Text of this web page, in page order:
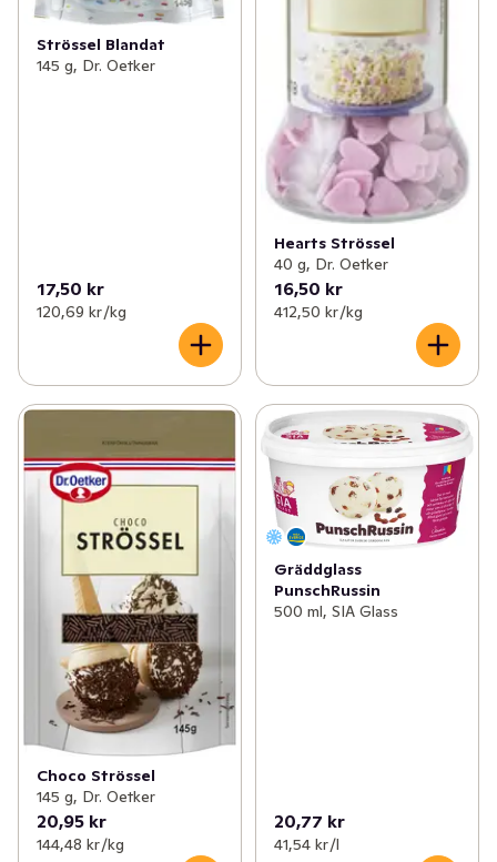
Strössel Blandat
145 g, Dr. Oetker
17,50 kr
120,69 kr /kg
Hearts Strössel
40 g, Dr. Oetker
16,50 kr
412,50 kr /kg
Choco Strössel
145 g, Dr. Oetker
20,95 kr
144,48 kr /kg
Gräddglass
PunschRussin
500 ml, SIA Glass
20,77 kr
41,54 kr /l